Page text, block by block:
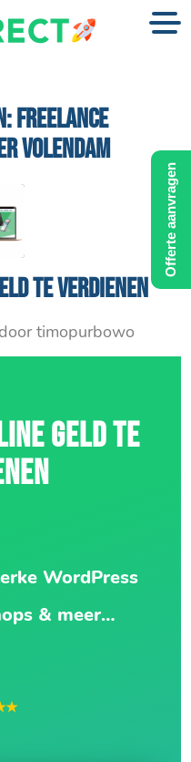
FREELANCE
VOLENDAM
te verdienen
doortimopurbowo
GELD TE
WordPress
& meer…
Offerte aanvragen